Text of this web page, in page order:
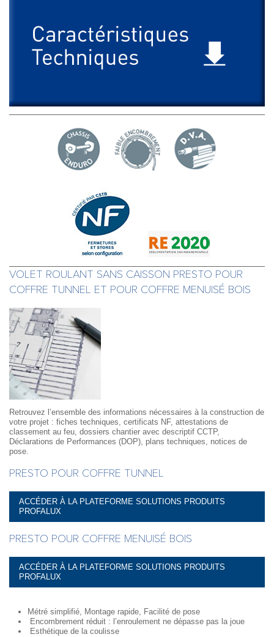
VOLET ROULANT SANS CAISSON PRESTO POUR
COFFRE TUNNEL ET POUR COFFRE MENUISÉ BOIS
Retrouvez l’ensemble des informations nécessaires à la construction de
votre projet : fiches techniques, certificats NF, attestations de
classement au feu, dossiers chantier avec descriptif CCTP,
Déclarations de Performances (DOP), plans techniques, notices de
pose.
PRESTO POUR COFFRE TUNNEL
ACCÉDER À LA PLATEFORME SOLUTIONS PRODUITS
PROFALUX
PRESTO POUR COFFRE MENUISÉ BOIS
ACCÉDER À LA PLATEFORME SOLUTIONS PRODUITS
PROFALUX
Métré simplifié, Montage rapide, Facilité de pose
Encombrement réduit : l’enroulement ne dépasse pas la joue
Esthétique de la coulisse